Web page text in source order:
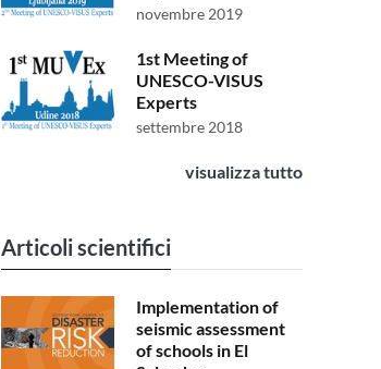
novembre 2019
1st Meeting of
UNESCO-VISUS
Experts
settembre 2018
visualizza tutto
Articoli scientifici
Implementation of
seismic assessment
of schools in El